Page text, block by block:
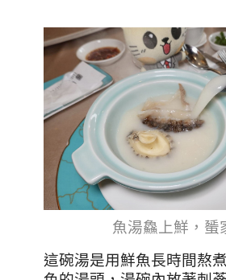
魚湯鱻上鮮，蜑
這碗湯是用鮮魚長時間熬